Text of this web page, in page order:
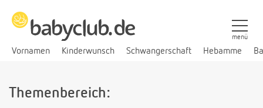
Vornamen Kinderwunsch Schwangerschaft Hebamme
menü
Themenbereich: